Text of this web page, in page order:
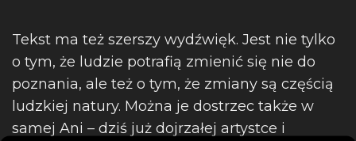
Tekst ma też szerszy wydźwięk. Jest nie tylko
o tym, że ludzie potrafią zmienić się nie do
poznania, ale też o tym, że zmiany są częścią
ludzkiej natury. Można je dostrzec także w
samej Ani – dziś już dojrzałej artystce i